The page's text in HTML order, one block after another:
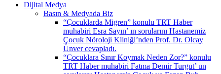
Dijital Medya
Basın & Medyada Biz
“Çocuklarda Migren” konulu TRT Haber
muhabiri Esra Sayın’ ın sorularını Hastanemiz
Çocuk Nöroloji Kliniği’nden Prof. Dr. Olcay
Ünver cevapladı.
“Çocuklara Sınır Koymak Neden Zor?” konulu
TRT Haber muhabiri Fatma Demir Turgut’ un